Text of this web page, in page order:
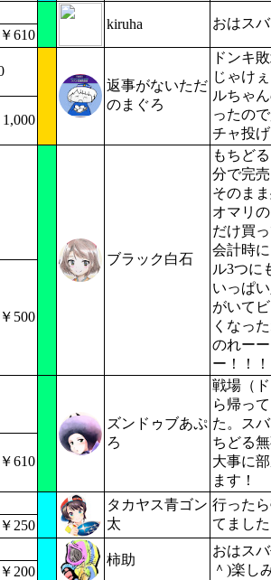
kiruha
おはス
￥610
返事がないただ
のまぐろ
ドンキ
じゃけ
ルちゃ
ったの
チャ投
1,000
ブラック白石
もちど
分で完
そのま
オマリ
だけ買
会計時
ル3つに
いっぱ
がいて
くなっ
のれー
ー！！
￥500
ズンドゥブあぷ
ろ
戦場（
ら帰っ
た。ス
ちどる
大事に
ます！
￥610
タカヤス青ゴン
太
行った
てまし
￥250
柿助
おはス
＾)楽し
￥200